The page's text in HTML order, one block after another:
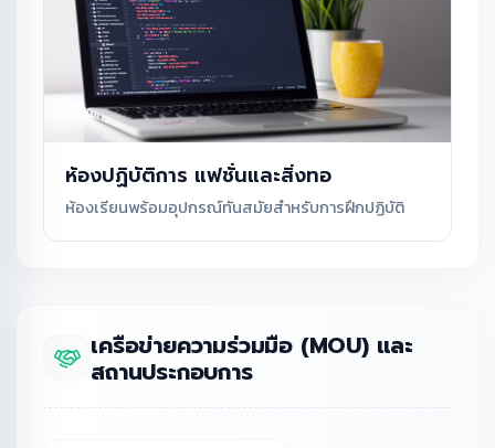
ห้องปฏิบัติการ แฟชั่นและสิ่งทอ
ห้องเรียนพร้อมอุปกรณ์ทันสมัยสำหรับการฝึกปฏิบัติ
เครือข่ายความร่วมมือ (MOU) และ
สถานประกอบการ